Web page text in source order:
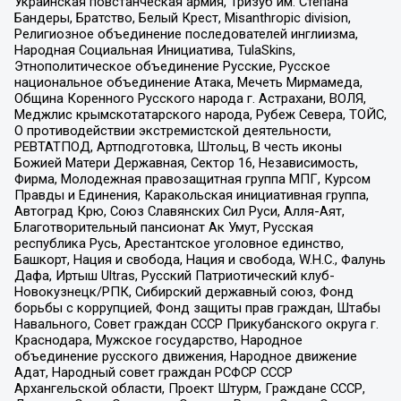
Бандеры, Братство, Белый Крест, Misanthropic division,
Религиозное объединение последователей инглиизма,
Народная Социальная Инициатива, TulaSkins,
Этнополитическое объединение Русские, Русское
национальное объединение Атака, Мечеть Мирмамеда,
Община Коренного Русского народа г. Астрахани, ВОЛЯ,
Меджлис крымскотатарского народа, Рубеж Севера, ТОЙС,
О противодействии экстремистской деятельности,
РЕВТАТПОД, Артподготовка, Штольц, В честь иконы
Божией Матери Державная, Сектор 16, Независимость,
Фирма, Молодежная правозащитная группа МПГ, Курсом
Правды и Единения, Каракольская инициативная группа,
Автоград Крю, Союз Славянских Сил Руси, Алля-Аят,
Благотворительный пансионат Ак Умут, Русская
республика Русь, Арестантское уголовное единство,
Башкорт, Нация и свобода, Нация и свобода, W.H.С., Фалунь
Дафа, Иртыш Ultras, Русский Патриотический клуб-
Новокузнецк/РПК, Сибирский державный союз, Фонд
борьбы с коррупцией, Фонд защиты прав граждан, Штабы
Навального, Совет граждан СССР Прикубанского округа г.
Краснодара, Мужское государство, Народное
объединение русского движения, Народное движение
Адат, Народный совет граждан РСФСР СССР
Архангельской области, Проект Штурм, Граждане СССР,